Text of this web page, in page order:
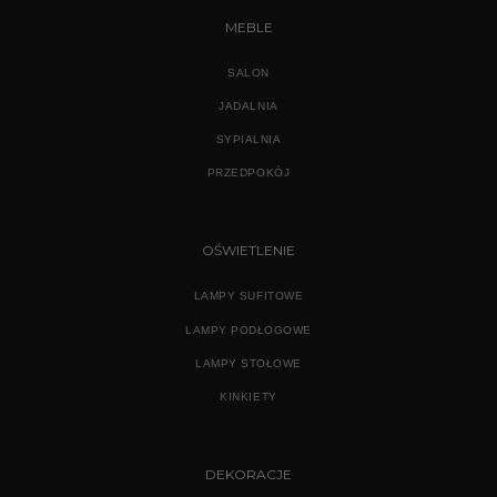
MEBLE
SALON
JADALNIA
SYPIALNIA
PRZEDPOKÓJ
OŚWIETLENIE
LAMPY SUFITOWE
LAMPY PODŁOGOWE
LAMPY STOŁOWE
KINKIETY
DEKORACJE